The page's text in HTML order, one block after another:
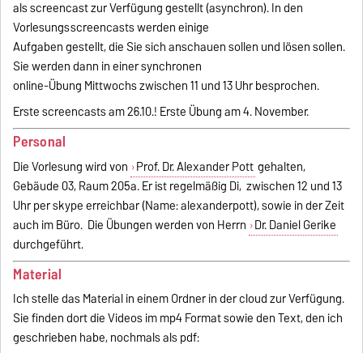
als screencast zur Verfügung gestellt (asynchron). In den
Vorlesungsscreencasts werden einige
Aufgaben gestellt, die Sie sich anschauen sollen und lösen sollen.
Sie werden dann in einer synchronen
online-Übung Mittwochs zwischen 11 und 13 Uhr besprochen.
Erste screencasts am 26.10.! Erste Übung am 4. November.
Personal
Die Vorlesung wird von Prof. Dr. Alexander Pott gehalten,
Gebäude 03, Raum 205a. Er ist regelmäßig Di, zwischen 12 und 13
Uhr per skype erreichbar (Name: alexanderpott), sowie in der Zeit
auch im Büro. Die Übungen werden von Herrn Dr. Daniel Gerike
durchgeführt.
Material
Ich stelle das Material in einem Ordner in der cloud zur Verfügung.
Sie finden dort die Videos im mp4 Format sowie den Text, den ich
geschrieben habe, nochmals als pdf: